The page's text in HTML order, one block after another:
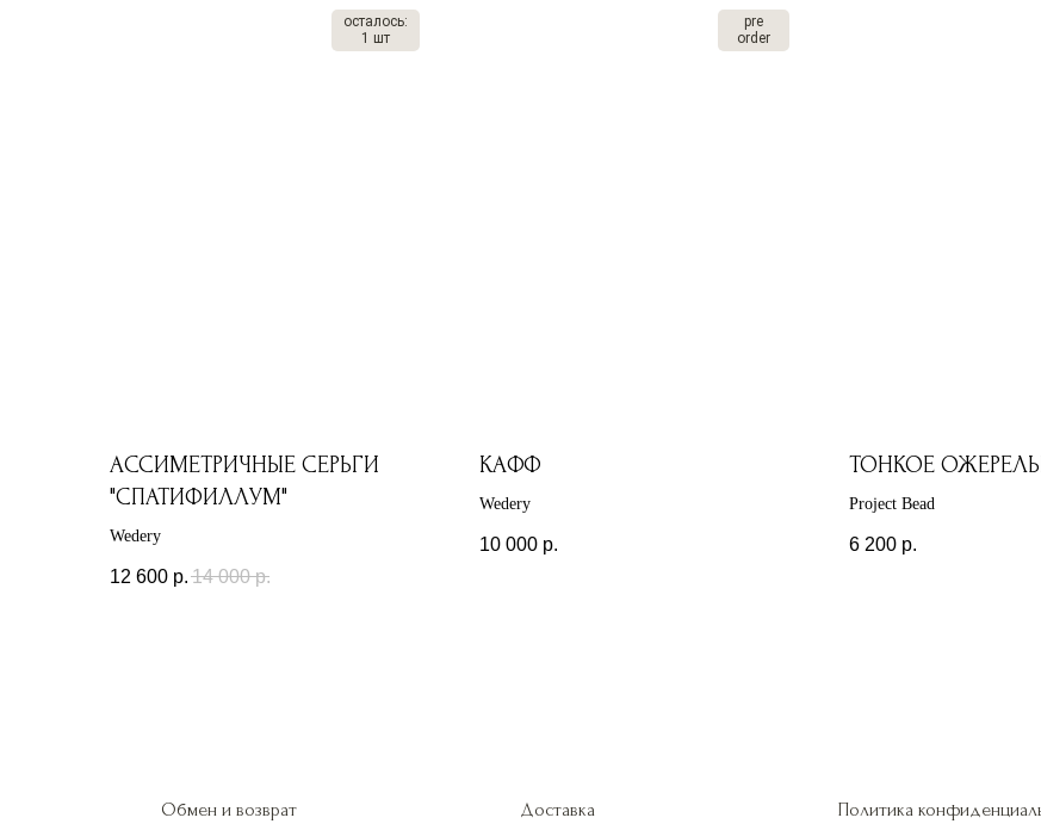
осталось:
1 шт
АССИМЕТРИЧНЫЕ СЕРЬГИ
"СПАТИФИЛЛУМ"
Wedery
12 600 р. 14 000 р.
pre
order
КАФФ
Wedery
10 000 р.
ТОНКОЕ
Project Bead
6 200 р.
Обмен и возврат Доставка Политика